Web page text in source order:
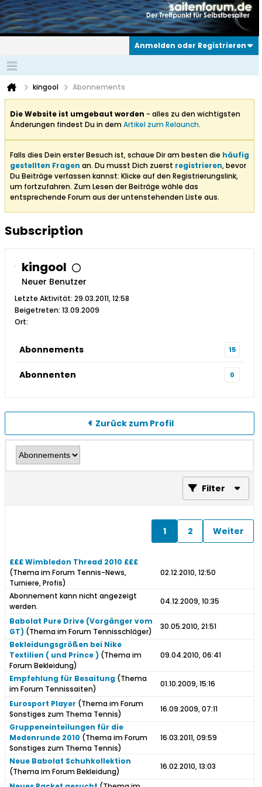
Anmelden oder Registrieren
kingool Abonnements
Die Website ist umgebaut worden - alles zu den wichtigsten
Änderungen findest Du in demArtikel zum Relaunch.
Falls dies Dein erster Besuch ist, schaue Dir am besten die häufig
gestellten Fragen an. Du musst Dich zuerst registrieren, bevor
Du Beiträge verfassen kannst: Klicke auf den Registrierungslink,
um fortzufahren. Zum Lesen der Beiträge wähle das
entsprechende Forum aus der untenstehenden Liste aus.
Subscription
kingool
Neuer Benutzer
Letzte Aktivität: 29.03.2011, 12:58
Beigetreten: 13.09.2009
Ort:
Abonnements 15
Abonnenten 0
Zurück zum Profil
Filter
1 2 Weiter
£££ Wimbledon Thread 2010 £££
(Thema im Forum Tennis-News,
Turniere, Profis)
02.12.2010, 12:50
Abonnement kann nicht angezeigt
werden.
04.12.2009, 10:35
Babolat Pure Drive (Vorgänger vom
GT) (Thema im Forum Tennisschläger)
30.05.2010, 21:51
Bekleidungsgrößen bei Nike
Textilien ( und Prince ) (Thema im
ForumBekleidung)
09.04.2010, 06:41
Empfehlung für Besaitung (Thema
im Forum Tennissaiten)
01.10.2009, 15:16
Eurosport Player (Thema im Forum
Sonstiges zum Thema Tennis)
16.09.2009, 07:11
Gruppeneinteilungen für die
Medenrunde 2010 (Thema im Forum
Sonstiges zum Thema Tennis)
16.03.2011, 09:59
Neue Babolat Schuhkollektion
(Thema im ForumBekleidung)
16.02.2010, 13:03